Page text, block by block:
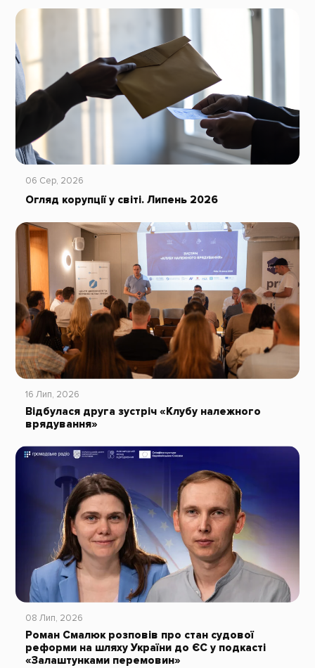
06 Сер, 2026
Огляд корупції у світі. Липень 2026
16 Лип, 2026
Відбулася друга зустріч «Клубу належного
врядування»
08 Лип, 2026
Роман Смалюк розповів про стан судової
реформи на шляху України до ЄС у подкасті
«Залаштунками перемовин»